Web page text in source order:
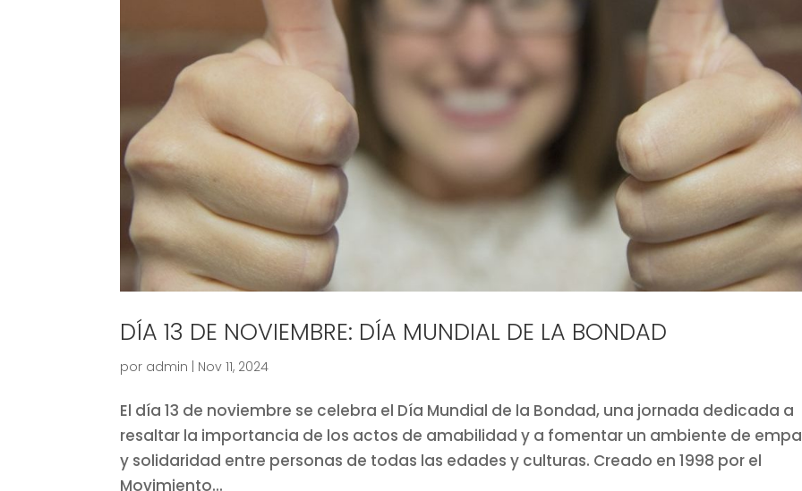
DÍA 13 DE NOVIEMBRE: DÍA MUNDIAL DE LA BONDAD
por admin Nov 11, 2024
El día 13 de noviembre se celebra el Día Mundial de la Bondad, una jornada dedicada a
resaltar la importancia de los actos de amabilidad y a fomentar un ambiente de
y solidaridad entre personas de todas las edades y culturas. Creado en 1998 por el
Movimiento...